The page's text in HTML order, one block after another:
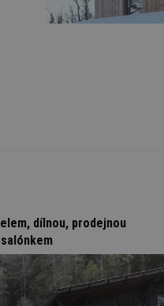
dílnou, prodejnou